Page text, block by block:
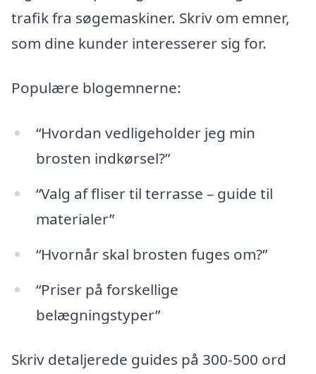
trafik fra søgemaskiner. Skriv om emner,
som dine kunder interesserer sig for.
Populære blogemnerne:
“Hvordan vedligeholder jeg min
brosten indkørsel?”
“Valg af fliser til terrasse – guide til
materialer”
“Hvornår skal brosten fuges om?”
“Priser på forskellige
belægningstyper”
Skriv detaljerede guides på 300-500 ord